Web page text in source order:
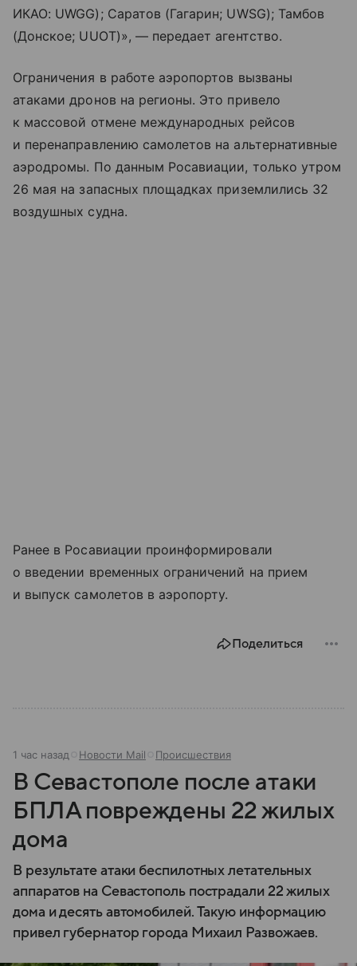
ИКАО: UWGG); Саратов (Гагарин; UWSG); Тамбов
(Донское; UUOT)», — передает агентство.
Ограничения в работе аэропортов вызваны
атаками дронов на регионы. Это привело
к массовой отмене международных рейсов
и перенаправлению самолетов на альтернативные
аэродромы. По данным Росавиации, только утром
26 мая на запасных площадках приземлились 32
воздушных судна.
Ранее в Росавиации проинформировали
о введении временных ограничений на прием
и выпуск самолетов в аэропорту.
Поделиться
1 час назад Новости Mail Происшествия
В Севастополе после атаки
БПЛА повреждены 22 жилых
дома
В результате атаки беспилотных летательных
аппаратов на Севастополь пострадали 22 жилых
дома и десять автомобилей. Такую информацию
привел губернатор города Михаил Развожаев.